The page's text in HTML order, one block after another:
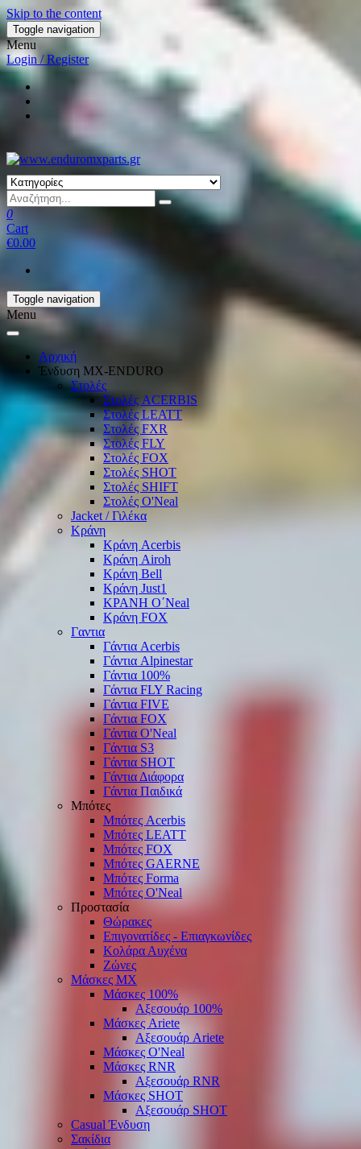
Skip to the content
Toggle navigation
Menu
Login / Register
0
Cart
€0.00
Toggle navigation
Menu
Αρχική
Ένδυση ΜΧ-ΕΝDURO
Στολές
Στολές ACERBIS
Στολές LEATT
Στολές FXR
Στολές FLY
Στολές FOX
Στολές SHOT
Στολές SHIFT
Στολές O'Neal
Jacket / Γιλέκα
Κράνη
Κράνη Acerbis
Κράνη Airoh
Κράνη Bell
Κράνη Just1
ΚΡΑΝΗ O΄Νeal
Κράνη FOX
Γαντια
Γάντια Acerbis
Γάντια Alpinestar
Γάντια 100%
Γάντια FLY Racing
Γάντια FIVE
Γάντια FOX
Γάντια O'Νeal
Γάντια S3
Γάντια SHOT
Γάντια Διάφορα
Γάντια Παιδικά
Μπότες
Μπότες Acerbis
Μπότες LEATT
Μπότες FOX
Μπότες GAERNE
Μπότες Forma
Μπότες O'Neal
Προστασία
Θώρακες
Επιγονατίδες - Επιαγκωνίδες
Κολάρα Αυχένα
Ζώνες
Μάσκες ΜΧ
Μάσκες 100%
Αξεσουάρ 100%
Μάσκες Ariete
Αξεσουάρ Ariete
Μάσκες O'Neal
Μάσκες RNR
Αξεσουάρ RNR
Μάσκες SHOT
Αξεσουάρ SHOT
Casual Ένδυση
Σακίδια